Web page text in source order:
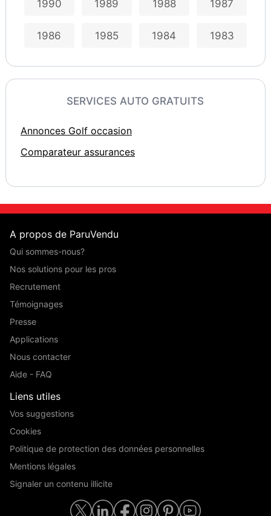
1990 1989 1988 1987
1986 1985 1984 1983
SERVICES AUTO GRATUITS
Annonces Golf occasion
Comparateur assurances
A propos de ParuVendu
Qui sommes-nous?
Nos solutions pour les pros
Recrutement
Témoignages
Presse
Applications
Nous contacter
Aide - FAQ
Liens utiles
Vos suggestions
Cookies
Politique de protection des données personnelles
Mentions légales
Signaler un contenu illicite